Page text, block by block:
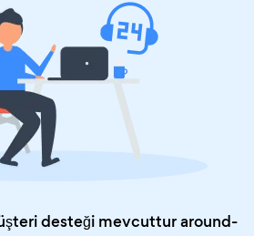
desteği mevcuttur around-